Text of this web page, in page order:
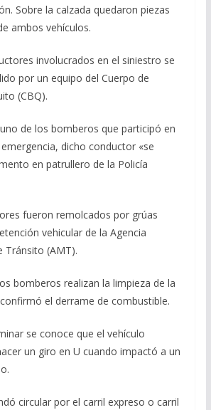
Sobre la calzada quedaron piezas
ambos vehículos.
involucrados en el siniestro se
por un equipo del Cuerpo de
(CBQ).
de los bomberos que participó en
dicho conductor «se
en patrullero de la Policía
fueron remolcados por grúas
vehicular de la Agencia
Tránsito (AMT).
bomberos realizan la limpieza de la
el derrame de combustible.
se conoce que el vehículo
un giro en U cuando impactó a un
circular por el carril expreso o carril